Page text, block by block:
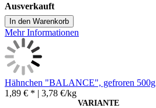
Ausverkauft
In den Warenkorb
Mehr Informationen
Hähnchen "BALANCE", gefroren 500g
1,89 € * | 3,78 €/kg
VARIANTE